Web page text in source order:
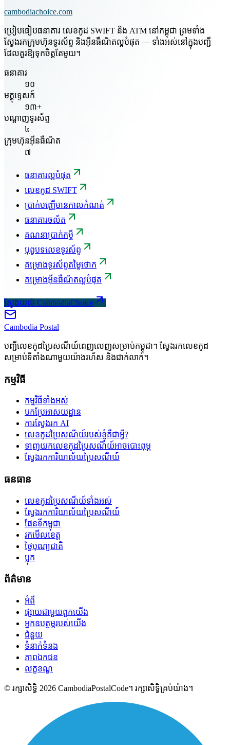
cambodiachoice.com
ប្រៀបធៀបធនាគារ លេខកូដ SWIFT និង ATM នៅកម្ពុជា ព្រមទាំង
ស្វែងរកក្រុមហ៊ុនទូរស័ព្ទ និងអ៊ីនធឺណិតល្អបំផុត — ទាំងអស់នៅក្នុងបញ្ជី
ដែលគួរឱ្យទុកចិត្តតែមួយ។
ធនាគារ
១០
មគ្គុទ្ទេសក៍
១៣+
បណ្តាញទូរស័ព្ទ
៤
ក្រុមហ៊ុនអ៊ីនធឺណិត
៧
ធនាគារល្អបំផុត
លេខកូដ SWIFT
ប្រាក់បញ្ញើមានកាលកំណត់
ធនាគារចល័ត
គណនាប្រាក់កម្ចី
បុព្វបទលេខទូរស័ព្ទ
គម្រោងទូរស័ព្ទតម្លៃថោក
គម្រោងអ៊ីនធឺណិតល្អបំផុត
ស្វែងយល់ CambodiaChoice
Cambodia Postal
បញ្ជីលេខកូដប្រៃសណីយ៍ពេញលេញសម្រាប់កម្ពុជា។ ស្វែងរកលេខកូដ
សម្រាប់ទីតាំងណាមួយយ៉ាងរហ័ស និងជាក់លាក់។
កម្មវិធី
កម្មវិធីទាំងអស់
បកប្រែអាសយដ្ឋាន
ការស្វែងរក AI
លេខកូដប្រៃសណីយ៍របស់ខ្ញុំគឺជាអ្វី?
ទាញយកលេខកូដប្រៃសណីយ៍អាចបោះពុម្ភ
ស្វែងរកការិយាល័យប្រៃសណីយ៍
ធនធាន
លេខកូដប្រៃសណីយ៍ទាំងអស់
ស្វែងរកការិយាល័យប្រៃសណីយ៍
ផែនទីកម្ពុជា
រកមើលខេត្ត
ថ្ងៃបុណ្យជាតិ
ប្លុក
ព័ត៌មាន
អំពី
ផ្សាយជាមួយពួកយើង
អ្នកឧបត្ថម្ភរបស់យើង
ជំនួយ
ទំនាក់ទំនង
ភាពឯកជន
លក្ខខណ្ឌ
© រក្សាសិទ្ធិ 2026 CambodiaPostalCode។ រក្សាសិទ្ធិគ្រប់យ៉ាង។